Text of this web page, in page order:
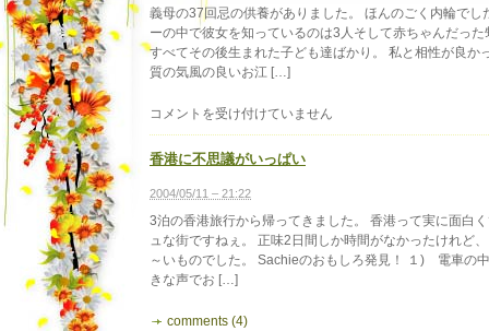
義母の37回忌の供養がありました。 ほんのごく内輪でし
ーの中で彼女を知っているのは3人そして赤ちゃんだっ
すべてその後生まれた子ども達ばかり。 私と相性が良か
質の気風の良いお江 […]
３
７
回
忌
は
コメントを受け付けていません
香港に不思議がいっぱい
2004/05/11 – 21:22
3泊の香港旅行から帰ってきました。 香港って実に面白
ュな街ですねぇ。 正味2日間しか時間がなかったけれど
～いものでした。 Sachieのおもしろ発見！ １) 電車の
きな声でお […]
comments (4)